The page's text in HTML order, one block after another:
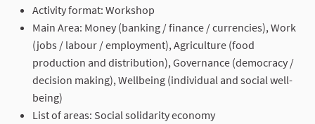
Activity format: Workshop
Main Area: Money (banking / finance / currencies), Work
(jobs / labour / employment), Agriculture (food
production and distribution), Governance (democracy /
decision making), Wellbeing (individual and social well-
being)
List of areas: Social solidarity economy